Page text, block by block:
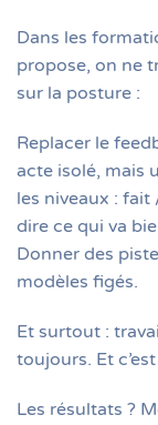
Dans les
propose, on ne
sur la posture :
Replacer le
acte isolé, mais
les niveaux :
dire ce qui va
Donner des
modèles figés.
Et surtout :
toujours. Et
Les résultats ?